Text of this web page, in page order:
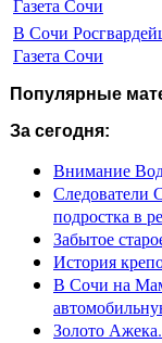
Газета Сочи
В Сочи
Газета Сочи
Популярные
За сегодня:
Внимание
Следователи
подростка в
Забытое
История
В Сочи на
Золото